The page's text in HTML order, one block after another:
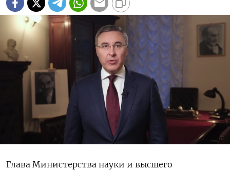
Глава Министерства науки и высшего